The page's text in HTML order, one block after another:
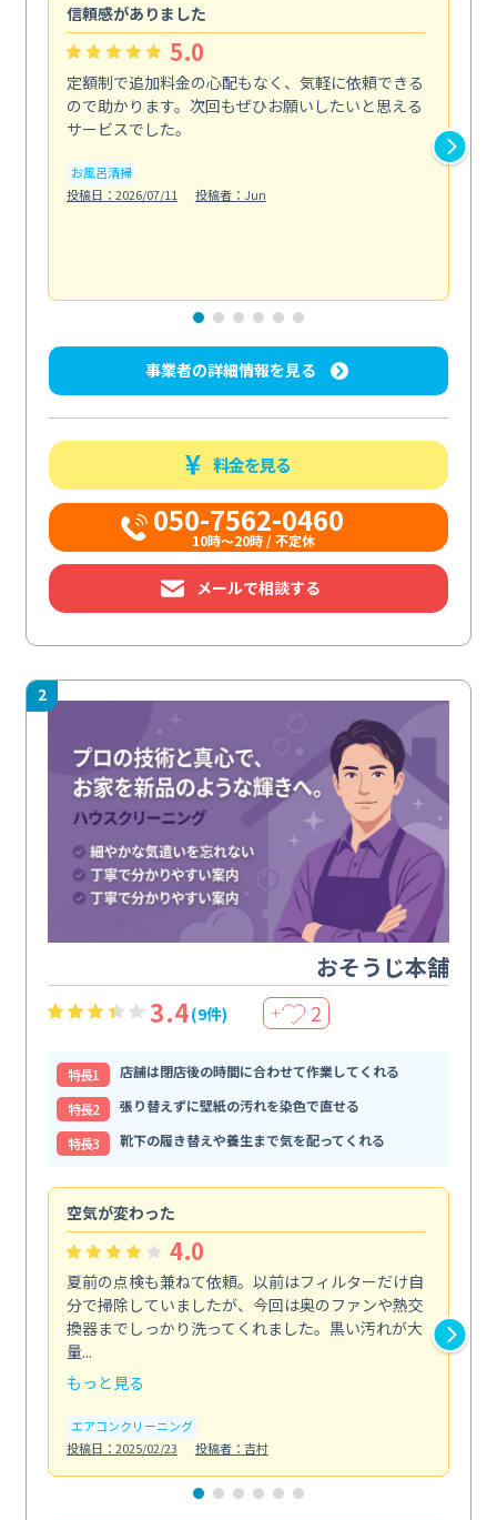
信頼感がありました
5.0
定額制で追加料金の心配もなく、気軽に依頼できる
ので助かります。次回もぜひお願いしたいと思える
サービスでした。
お風呂清掃
投稿日：2026/07/11
投稿者：Jun
事業者の詳細情報を見る
料金を見る
050-7562-0460
10時～20時 / 不定休
メールで相談する
2
おそうじ本舗
3.4(9件) ＋ 2
特⻑1
店舗は閉店後の時間に合わせて作業してくれる
特⻑2
張り替えずに壁紙の汚れを染色で直せる
特⻑3
靴下の履き替えや養生まで気を配ってくれる
空気が変わった
4.0
夏前の点検も兼ねて依頼。以前はフィルターだけ自
分で掃除していましたが、今回は奥のファンや熱交
換器までしっかり洗ってくれました。黒い汚れが大
量...
もっと見る
エアコンクリーニング
投稿日：2025/02/23
投稿者：吉村